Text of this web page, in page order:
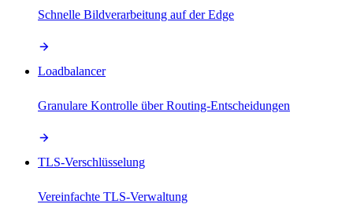
Schnelle Bildverarbeitung auf der Edge
Loadbalancer
Granulare Kontrolle über Routing-Entscheidungen
TLS-Verschlüsselung
Vereinfachte TLS-Verwaltung